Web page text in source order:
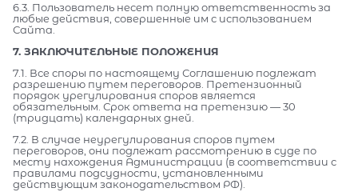
6.3. Пользователь несет полную ответственность за
любые действия, совершенные им с использованием
Сайта.
7. ЗАКЛЮЧИТЕЛЬНЫЕ ПОЛОЖЕНИЯ
7.1. Все споры по настоящему Соглашению подлежат
разрешению путем переговоров. Претензионный
порядок урегулирования споров является
обязательным. Срок ответа на претензию — 30
(тридцать) календарных дней.
7.2. В случае неурегулирования споров путем
переговоров, они подлежат рассмотрению в суде по
месту нахождения Администрации (в соответствии с
правилами подсудности, установленными
действующим законодательством РФ).